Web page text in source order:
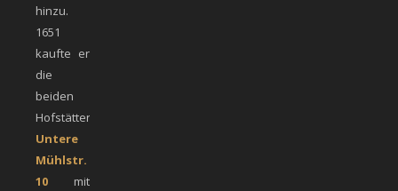
hinzu.
1651
kaufte er
die
beiden
Hofstätten
Untere
Mühlstr.
10 mit